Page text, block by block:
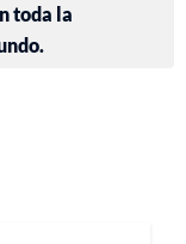
toda la